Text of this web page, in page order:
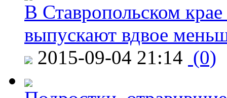
В Ставропольском
выпускают вдвое
2015-09-04 21:14 (0)